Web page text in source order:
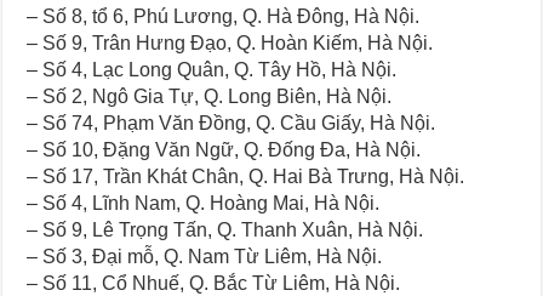
– Số 8, tổ 6, Phú Lương, Q. Hà Đông, Hà Nội.
– Số 9, Trân Hưng Đạo, Q. Hoàn Kiếm, Hà Nội.
– Số 4, Lạc Long Quân, Q. Tây Hồ, Hà Nội.
– Số 2, Ngô Gia Tự, Q. Long Biên, Hà Nội.
– Số 74, Phạm Văn Đồng, Q. Cầu Giấy, Hà Nội.
– Số 10, Đặng Văn Ngữ, Q. Đống Đa, Hà Nội.
– Số 17, Trần Khát Chân, Q. Hai Bà Trưng, Hà Nội.
– Số 4, Lĩnh Nam, Q. Hoàng Mai, Hà Nội.
– Số 9, Lê Trọng Tấn, Q. Thanh Xuân, Hà Nội.
– Số 3, Đại mỗ, Q. Nam Từ Liêm, Hà Nội.
– Số 11, Cổ Nhuế, Q. Bắc Từ Liêm, Hà Nội.